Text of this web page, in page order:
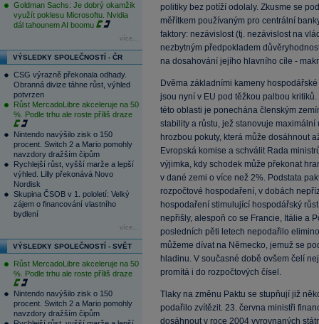
Goldman Sachs: Je dobrý okamžik
využít poklesu Microsoftu. Nvidia
dál tahounem AI boomu
více...
VÝSLEDKY SPOLEČNOSTÍ - ČR
CSG výrazně překonala odhady.
Obranná divize táhne růst, výhled
potvrzen
Růst MercadoLibre akceleruje na 50
%. Podle trhu ale roste příliš draze
Nintendo navýšilo zisk o 150
procent. Switch 2 a Mario pomohly
navzdory dražším čipům
Rychlejší růst, vyšší marže a lepší
výhled. Lilly překonává Novo
Nordisk
Skupina ČSOB v 1. pololetí: Velký
zájem o financování vlastního
bydlení
více...
VÝSLEDKY SPOLEČNOSTÍ - SVĚT
Růst MercadoLibre akceleruje na 50
%. Podle trhu ale roste příliš draze
Nintendo navýšilo zisk o 150
procent. Switch 2 a Mario pomohly
navzdory dražším čipům
politiky bez potíží odolaly. Zkusme se
měřítkem používaným pro centrální
faktory: nezávislost (tj. nezávislost na
nezbytným předpokladem
na dosahování jejího hlavního cíle -
Dvěma základními kameny
jsou nyní v EU pod těžkou palbou
této oblasti je ponechána členským
stability a růstu, jež stanovuje
hrozbou pokuty, která může dosáhnout
Evropská komise a schválit Rada
výjimka, kdy schodek může překonat
v dané zemi o více než 2%. Podstata
rozpočtové hospodaření, v dobách
hospodaření stimulující hospodářský
nepřišly, alespoň co se Francie, Itálie a
posledních pěti letech nepodařilo
můžeme dívat na Německo, jemuž se
hladinu. V současné době ovšem čelí
promítá i do rozpočtových čísel.
Tlaky na změnu Paktu se stupňují již
podařilo zvítězit. 23. června ministři
dosáhnout v roce 2004 vyrovnaných